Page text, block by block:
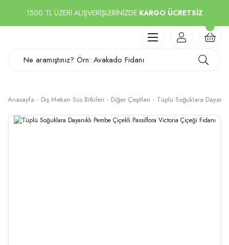
1500 TL ÜZERİ ALIŞVERİŞLERİNİZDE KARGO ÜCRETSİZ
Anasayfa Dış Mekan Süs Bitkileri Diğer Çeşitleri Tüplü Soğuklara